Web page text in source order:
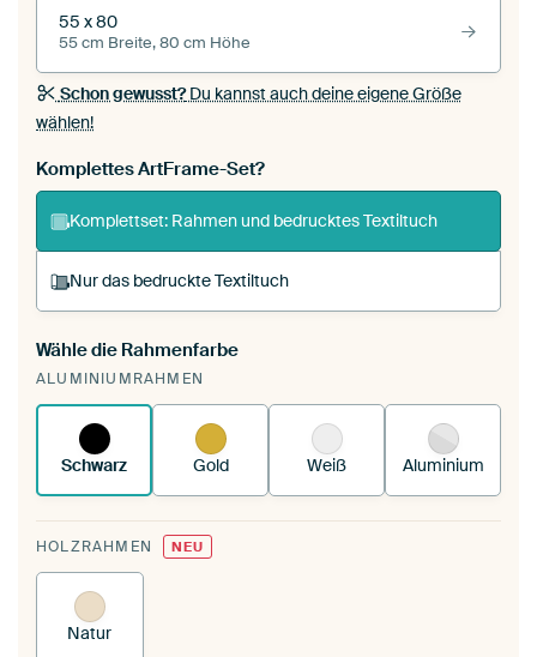
55 x 80
55 cm Breite, 80 cm Höhe
Schon gewusst?Du kannst auch deine eigene Größe
wählen!
Komplettes ArtFrame-Set?
Komplettset: Rahmen und bedrucktes Textiltuch
Nur das bedruckte Textiltuch
Du spannst einen wechselbaren Textiltuch in
deinen vorhandenen ArtFrame™.
funktioniert es.
Wähle die Rahmenfarbe
ALUMINIUMRAHMEN
Schwarz Gold Weiß Aluminium
HOLZRAHMEN NEU
Natur